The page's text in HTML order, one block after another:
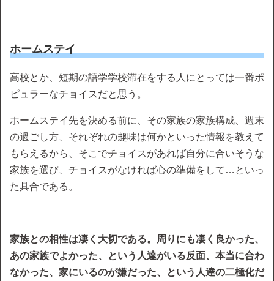
ホームステイ
高校とか、短期の語学学校滞在をする人にとっては一番ポ
ピュラーなチョイスだと思う。
ホームステイ先を決める前に、その家族の家族構成、週末
の過ごし方、それぞれの趣味は何かといった情報を教えて
もらえるから、そこでチョイスがあれば自分に合いそうな
家族を選び、チョイスがなければ心の準備をして…といっ
た具合である。
家族との相性は凄く大切である。周りにも凄く良かった、
あの家族でよかった、という人達がいる反面、本当に合わ
なかった、家にいるのが嫌だった、という人達の二極化だ